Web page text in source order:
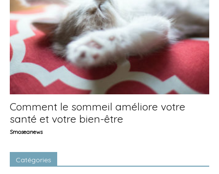
Comment le sommeil améliore votre
santé et votre bien-être
Smoseanews
Catégories